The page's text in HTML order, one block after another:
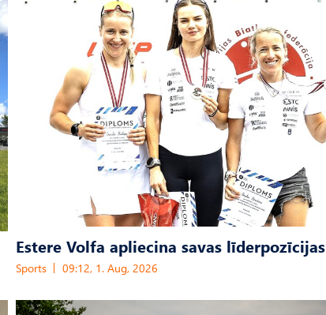
Estere Volfa apliecina savas līderpozīcijas
Sports 09:12, 1. Aug, 2026